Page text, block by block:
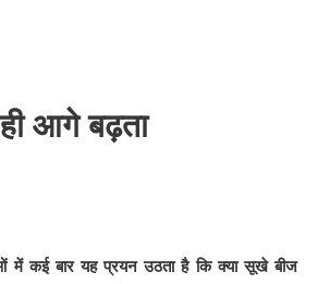
आगे बढ़ता
में कई बार यह प्रयन उठता है कि क्या सूखे बीज